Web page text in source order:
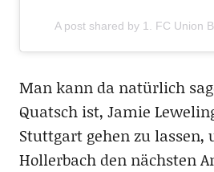
A post shared by 1. FC Union
Man kann da natürlich
Quatsch ist, Jamie
Stuttgart gehen zu
Hollerbach den nächsten